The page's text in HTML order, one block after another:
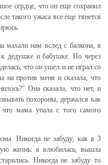
сердце, что он еще сохранил
такого ужаса все еще тянется
махали нам вслед с балкона, я
к дедушке и бабушке. Но через
что он ушел и не играл со
на против меня и сказала, что
Она сказала, что нет, и
похороны, держался как
мама упала с того самого
Никогда не забуду, как в 3
жизнь: я влюбилась, вышла
Никогда не забуду то